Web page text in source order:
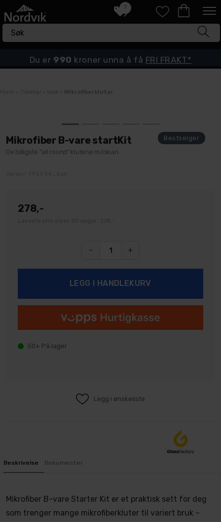
7
Du er 990 kroner unna å få FRI FRAKT*
Mikrofiber B-vare startKit
De billigste "all round" klutene m/clean
278,-
- +
50+ På lager
Legg i ønskeliste
Beskrivelse Dokumenter
Mikrofiber B-vare Starter Kit er et praktisk sett for deg
som trenger mange mikrofiberkluter til variert bruk –